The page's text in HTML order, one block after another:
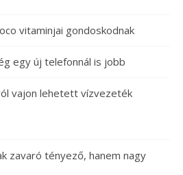
vitaminjai gondoskodnak
egy új telefonnál is jobb
vajon lehetett vízvezeték
zavaró tényező, hanem nagy